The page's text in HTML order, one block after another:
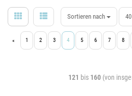
Sortieren nach
« 1 2 3 4 5 6 7 8
121 bis 160 (von